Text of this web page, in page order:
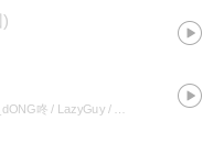
)
/ LazyGuy / 起个名儿 - HOT（